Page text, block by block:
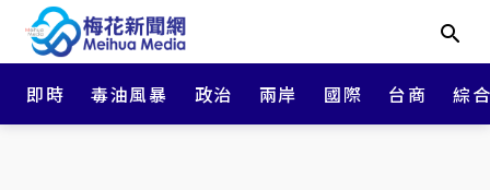
即時 毒油風暴 政治 兩岸 國際 台商 綜